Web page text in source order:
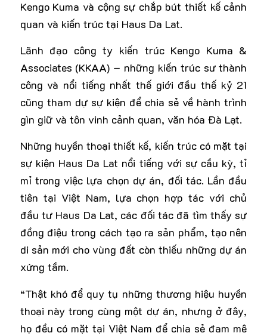
Kengo Kuma và cộng sự chắp bút thiết kế cảnh
quan và kiến trúc tại Haus Da Lat.
Lãnh đạo công ty kiến ​​trúc Kengo Kuma &
Associates (KKAA) – những kiến ​​trúc sư thành
công và nổi tiếng nhất thế giới đầu thế kỷ 21
cũng tham dự sự kiện để chia sẻ về hành trình
gìn giữ và tôn vinh cảnh quan, văn hóa Đà Lạt.
Những huyền thoại thiết kế, kiến ​​trúc có mặt tại
sự kiện Haus Da Lat nổi tiếng với sự cầu kỳ, tỉ
mỉ trong việc lựa chọn dự án, đối tác. Lần đầu
tiên tại Việt Nam, lựa chọn hợp tác với chủ
đầu tư Haus Da Lat, các đối tác đã tìm thấy sự
đồng điệu trong cách tạo ra sản phẩm, tạo nên
di sản mới cho vùng đất còn thiếu những dự án
xứng tầm.
“Thật khó để quy tụ những thương hiệu huyền
thoại này trong cùng một dự án, nhưng ở đây,
họ đều có mặt tại Việt Nam để chia sẻ đam mê